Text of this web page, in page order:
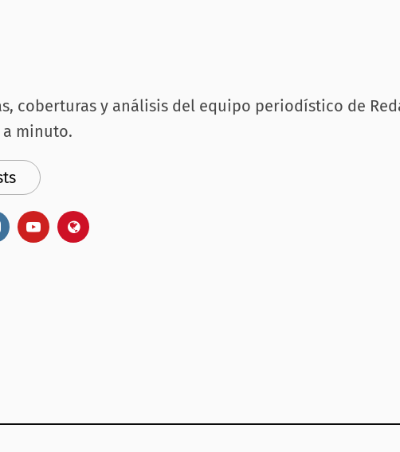
coberturas y análisis del equipo periodístico de
minuto.